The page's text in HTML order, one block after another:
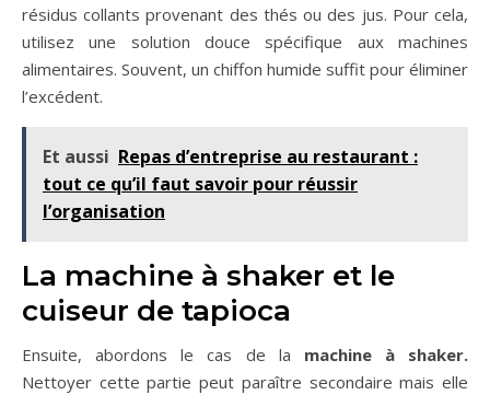
résidus collants provenant des thés ou des jus. Pour cela,
utilisez une solution douce spécifique aux machines
alimentaires. Souvent, un chiffon humide suffit pour éliminer
l’excédent.
Et aussi Repas d’entreprise au restaurant :
tout ce qu’il faut savoir pour réussir
l’organisation
La machine à shaker et le
cuiseur de tapioca
Ensuite, abordons le cas de la machine à shaker.
Nettoyer cette partie peut paraître secondaire mais elle